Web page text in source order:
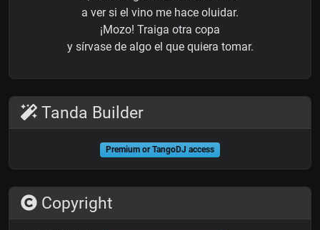
a ver si el vino me hace oluidar.
¡Mozo! Traiga otra copa
y sírvase de algo el que quiera tomar.
Tanda Builder
Premium or TangoDJ access
Copyright